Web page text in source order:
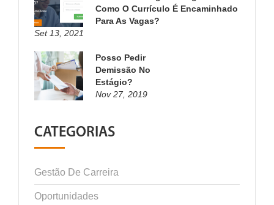
Como O Currículo É Encaminhado
Para As Vagas?
Set 13, 2021
Posso Pedir
Demissão No
Estágio?
Nov 27, 2019
CATEGORIAS
Gestão De Carreira
Oportunidades